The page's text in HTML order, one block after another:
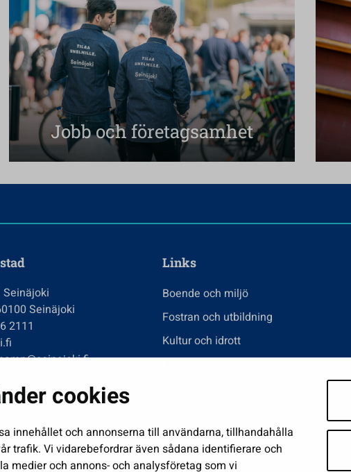
cookies
innehållet och annonserna till användarna, tillhandahålla
trafik. Vi vidarebefordrar även sådana identifierare och
medier och annons- och analysföretag som vi
Jobb och företagsamhet
Seinäjoki
Seinäjoki
2111
Links
Boende och miljö
Fostran och utbildning
Kultur och idrott
Show my cookie settings